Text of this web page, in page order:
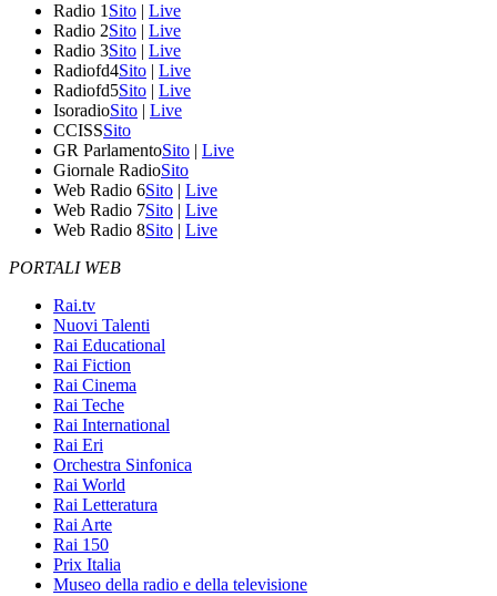
Radio 1 Sito | Live
Radio 2Sito | Live
Radio 3Sito | Live
Radiofd4Sito | Live
Radiofd5Sito | Live
IsoradioSito | Live
CCISSSito
GR ParlamentoSito | Live
Giornale RadioSito
Web Radio 6Sito | Live
Web Radio 7Sito | Live
Web Radio 8Sito | Live
PORTALI WEB
Rai.tv
Nuovi Talenti
Rai Educational
Rai Fiction
Rai Cinema
Rai Teche
Rai International
Rai Eri
Orchestra Sinfonica
Rai World
Rai Letteratura
Rai Arte
Rai 150
Prix Italia
Museo della radio e della televisione